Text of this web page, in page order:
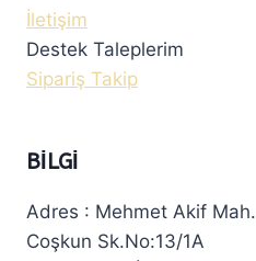
İletişim
Destek Taleplerim
Sipariş Takip
BILGI
Adres : Mehmet Akif Mah.
Coşkun Sk.No:13/1A